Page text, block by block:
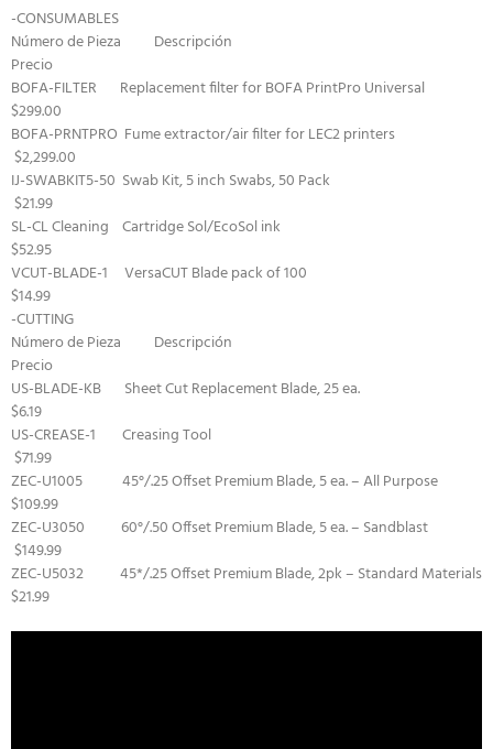
-CONSUMABLES
Número de Pieza Descripción
Precio
BOFA-FILTER Replacement filter for BOFA PrintPro Universal
$299.00
BOFA-PRNTPRO Fume extractor/air filter for LEC2 printers
$2,299.00
IJ-SWABKIT5-50 Swab Kit, 5 inch Swabs, 50 Pack
$21.99
SL-CL Cleaning Cartridge Sol/EcoSol ink
$52.95
VCUT-BLADE-1 VersaCUT Blade pack of 100
$14.99
-CUTTING
Número de Pieza Descripción
Precio
US-BLADE-KB Sheet Cut Replacement Blade, 25 ea.
$6.19
US-CREASE-1 Creasing Tool
$71.99
ZEC-U1005 45°/.25 Offset Premium Blade, 5 ea. – All Purpose
$109.99
ZEC-U3050 60°/.50 Offset Premium Blade, 5 ea. – Sandblast
$149.99
ZEC-U5032 45*/.25 Offset Premium Blade, 2pk – Standard Materials
$21.99